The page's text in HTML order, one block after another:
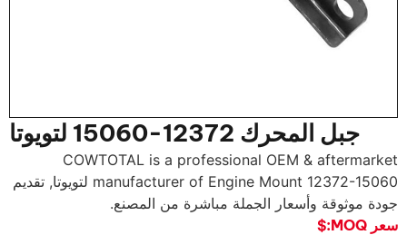
جبل المحرك 12372-15060 لتويوتا
COWTOTAL is a professional OEM & aftermarket
manufacturer of Engine Mount 12372-15060 لتويوتا, تقديم
جودة موثوقة وأسعار الجملة مباشرة من المصنع.
سعر MOQ:
$